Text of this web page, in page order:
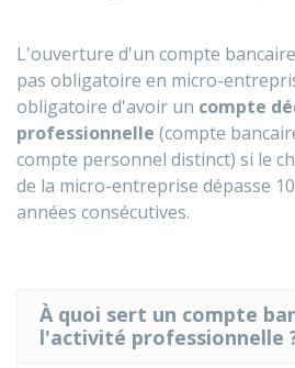
L'ouverture d'un compte
pas obligatoire en micro-
obligatoire d'avoir un compte
professionnelle (compte
compte personnel distinct) si le
de la micro-entreprise dépasse
années consécutives.
À quoi sert un compte
l'activité professionnelle